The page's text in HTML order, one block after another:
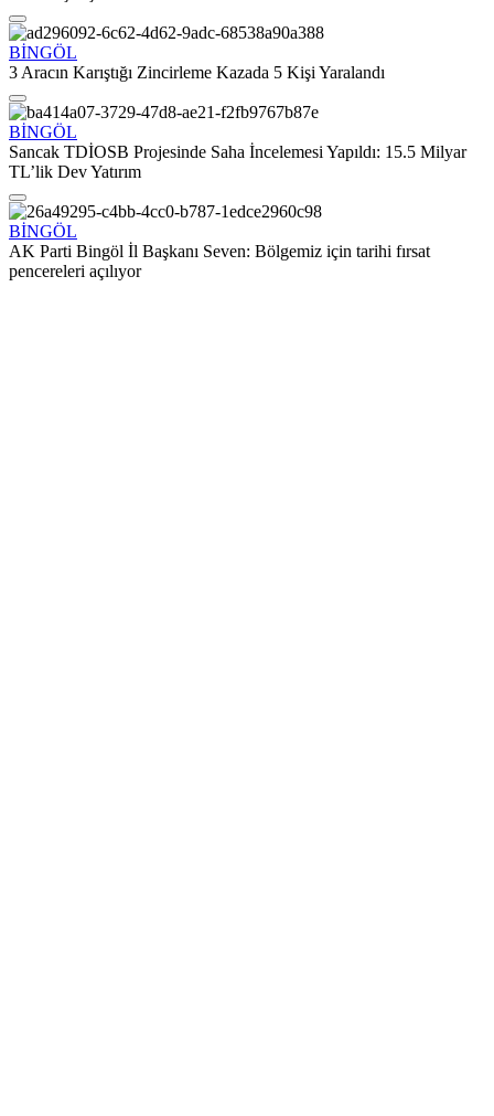
BİNGÖL
3 Aracın Karıştığı Zincirleme Kazada 5 Kişi Yaralandı
BİNGÖL
Sancak TDİOSB Projesinde Saha İncelemesi Yapıldı: 15.5 Milyar
TL’lik Dev Yatırım
BİNGÖL
AK Parti Bingöl İl Başkanı Seven: Bölgemiz için tarihi fırsat
pencereleri açılıyor